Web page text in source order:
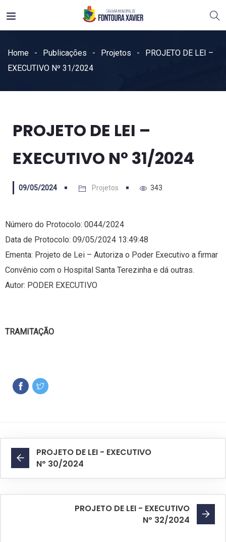
Home Publicações Projetos
PROJETO DE LEI –
EXECUTIVO Nº 31/2024
PROJETO DE LEI –
EXECUTIVO Nº 31/2024
09/05/2024 Projetos 343
Número do Protocolo: 0044/2024
Data de Protocolo: 09/05/2024 13:49:48
Ementa: Projeto de Lei – Autoriza o Poder Executivo a firmar
Convênio com o Hospital Santa Terezinha e dá outras.
Autor: PODER EXECUTIVO
TRAMITAÇÃO
PROJETO DE LEI - EXECUTIVO
Nº 30/2024
PROJETO DE LEI - EXECUTIVO
Nº 32/2024